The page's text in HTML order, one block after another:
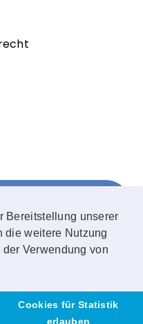
Bereitstellung unserer
die weitere Nutzung
Verwendung von
Cookies für Statistik
erlauben